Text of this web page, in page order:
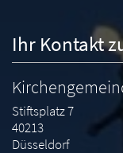
Ihr Kontakt
Stiftsplatz 7
40213
Düsseldorf